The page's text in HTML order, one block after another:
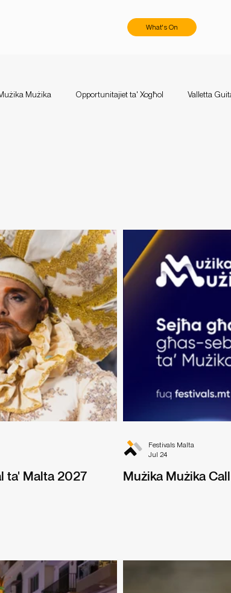
What's On
Mużika Opportunitajiet ta' Xogħol Valletta
ta' Malta 2027 Mużika Mużika
Festivals Malta
Jul 24